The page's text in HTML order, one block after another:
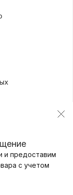
и предоставим
с учетом